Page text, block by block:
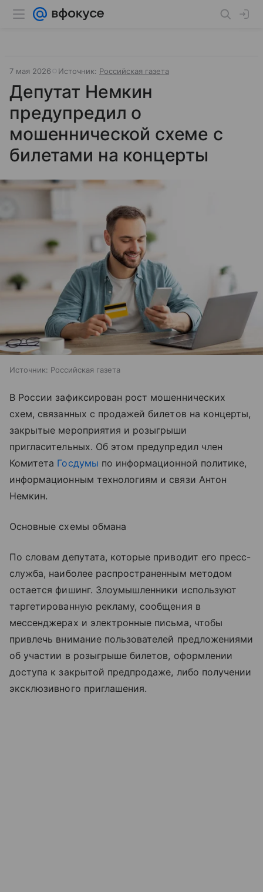
7 мая 2026 Источник: Российская газета
Депутат Немкин
предупредил о
мошеннической схеме с
билетами на концерты
Источник: Российская газета
В России зафиксирован рост мошеннических
схем, связанных с продажей билетов на концерты,
закрытые мероприятия и розыгрыши
пригласительных. Об этом предупредил член
Комитета Госдумы по информационной политике,
информационным технологиям и связи Антон
Немкин.
Основные схемы обмана
По словам депутата, которые приводит его пресс-
служба, наиболее распространенным методом
остается фишинг. Злоумышленники используют
таргетированную рекламу, сообщения в
мессенджерах и электронные письма, чтобы
привлечь внимание пользователей предложениями
об участии в розыгрыше билетов, оформлении
доступа к закрытой предпродаже, либо получении
эксклюзивного приглашения.